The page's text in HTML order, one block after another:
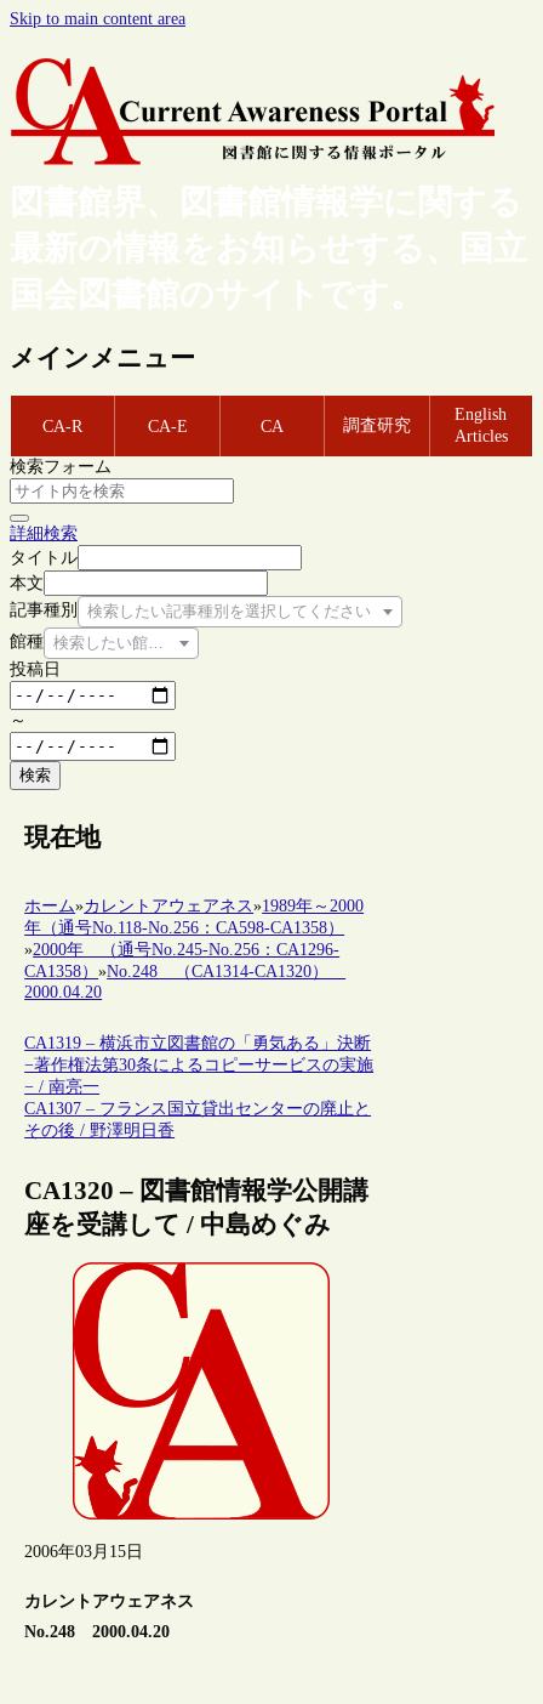
Skip to main content area
図書館界、図書館情報学に関する
最新の情報をお知らせする、国立
国会図書館のサイトです。
メインメニュー
CA-R CA-E CA 調査研究
English
Articles
検索フォーム
詳細検索
タイトル
本文
記事種別
検索したい記事種別を選択してください
館種 検索したい館種を選択してください
投稿日
～
検索
現在地
ホーム»カレントアウェアネス»1989年～2000
年（通号No.118-No.256：CA598-CA1358）
»2000年 （通号No.245-No.256：CA1296-
CA1358）»No.248 （CA1314-CA1320）
2000.04.20
CA1319 – 横浜市立図書館の「勇気ある」決断
−著作権法第30条によるコピーサービスの実施
− / 南亮一
CA1307 – フランス国立貸出センターの廃止と
その後 / 野澤明日香
CA1320 – 図書館情報学公開講
座を受講して / 中島めぐみ
2006年03月15日
カレントアウェアネス
No.248 2000.04.20